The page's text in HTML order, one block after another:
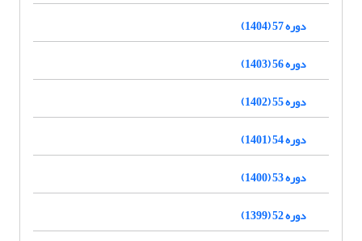
دوره 57 (1404)
دوره 56 (1403)
دوره 55 (1402)
دوره 54 (1401)
دوره 53 (1400)
دوره 52 (1399)